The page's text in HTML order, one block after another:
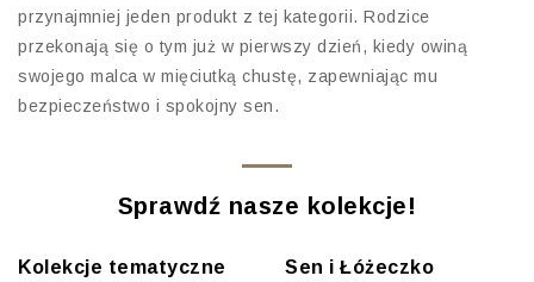
przynajmniej jeden produkt z tej kategorii. Rodzice
przekonają się o tym już w pierwszy dzień, kiedy owiną
swojego malca w mięciutką chustę, zapewniając mu
bezpieczeństwo i spokojny sen.
Sprawdź nasze kolekcje!
Kolekcje tematyczne Sen i Łóżeczko